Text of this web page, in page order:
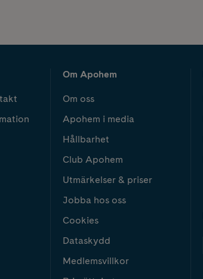
Om Apohem
Om oss
Apohem i media
Hållbarhet
Club Apohem
Utmärkelser & priser
Jobba hos oss
Cookies
Dataskydd
Medlemsvillkor